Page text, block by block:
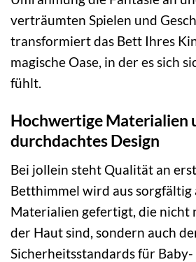
verträumten Spielen und
transformiert das Bett Ihres
magische Oase, in der es sich
fühlt.
Hochwertige Materialien
durchdachtes Design
Bei jollein steht Qualität an
Betthimmel wird aus sorgfältig
Materialien gefertigt, die nicht
der Haut sind, sondern auch
Sicherheitsstandards für Baby-